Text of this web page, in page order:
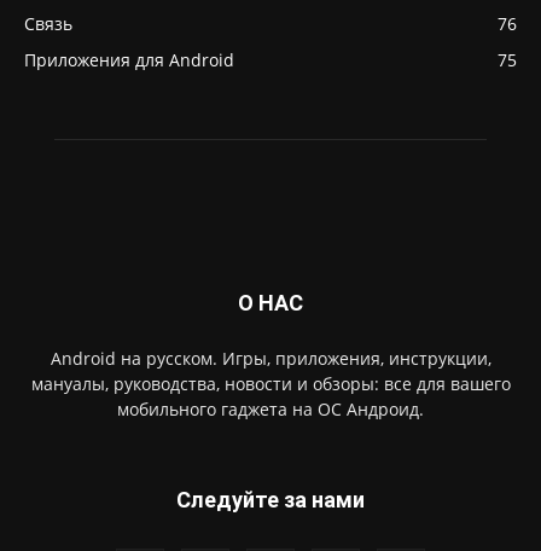
Связь
76
Приложения для Android
75
О НАС
Android на русском. Игры, приложения, инструкции,
мануалы, руководства, новости и обзоры: все для вашего
мобильного гаджета на ОС Андроид.
Следуйте за нами